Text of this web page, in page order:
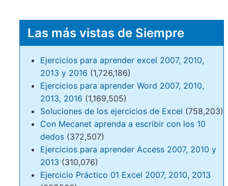
Las más vistas de Siempre
Ejercicios para aprender excel 2007, 2010,
2013 y 2016 (1,726,186)
Ejercicios para aprender Word 2007, 2010,
2013, 2016 (1,169,505)
Soluciones de los ejercicios de Excel (758,203)
Con Mecanet aprenda a escribir con los 10
dedos (372,507)
Ejercicios para aprender Access 2007, 2010 y
2013 (310,076)
Ejercicio Práctico 01 Excel 2007, 2010, 2013